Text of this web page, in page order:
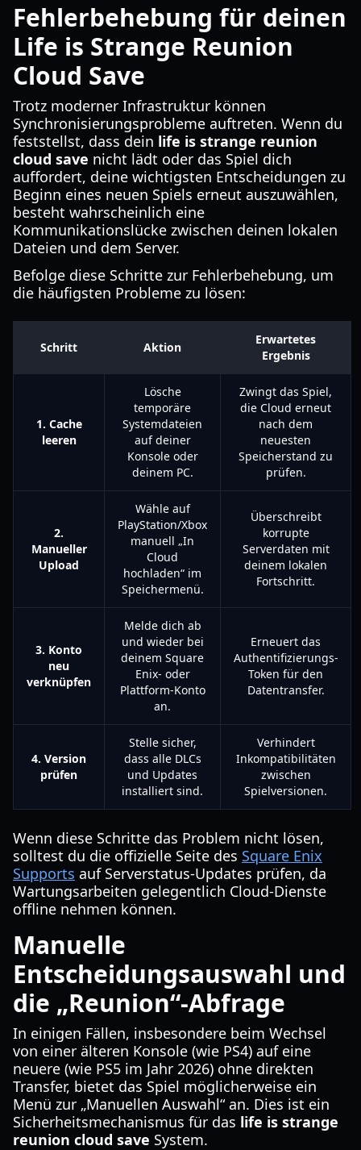
Fehlerbehebung für deinen
Life is Strange Reunion
Cloud Save
Trotz moderner Infrastruktur können
Synchronisierungsprobleme auftreten. Wenn du
feststellst, dass dein life is strange reunion
cloud save nicht lädt oder das Spiel dich
auffordert, deine wichtigsten Entscheidungen zu
Beginn eines neuen Spiels erneut auszuwählen,
besteht wahrscheinlich eine
Kommunikationslücke zwischen deinen lokalen
Dateien und dem Server.
Befolge diese Schritte zur Fehlerbehebung, um
die häufigsten Probleme zu lösen:
Schritt Aktion
Erwartetes
Ergebnis
1. Cache
leeren
Lösche
temporäre
Systemdateien
auf deiner
Konsole oder
deinem PC.
Zwingt das Spiel,
die Cloud erneut
nach dem
neuesten
Speicherstand zu
prüfen.
2.
Manueller
Upload
Wähle auf
PlayStation/Xbox
manuell „In
Cloud
hochladen“ im
Speichermenü.
Überschreibt
korrupte
Serverdaten mit
deinem lokalen
Fortschritt.
3. Konto
neu
verknüpfen
Melde dich ab
und wieder bei
deinem Square
Enix- oder
Plattform-Konto
an.
Erneuert das
Authentifizierungs-
Token für den
Datentransfer.
4. Version
prüfen
Stelle sicher,
dass alle DLCs
und Updates
installiert sind.
Verhindert
Inkompatibilitäten
zwischen
Spielversionen.
Wenn diese Schritte das Problem nicht lösen,
solltest du die offizielle Seite des Square Enix
Supports auf Serverstatus-Updates prüfen, da
Wartungsarbeiten gelegentlich Cloud-Dienste
offline nehmen können.
Manuelle
Entscheidungsauswahl und
die „Reunion“-Abfrage
In einigen Fällen, insbesondere beim Wechsel
von einer älteren Konsole (wie PS4) auf eine
neuere (wie PS5 im Jahr 2026) ohne direkten
Transfer, bietet das Spiel möglicherweise ein
Menü zur „Manuellen Auswahl“ an. Dies ist ein
Sicherheitsmechanismus für das life is strange
reunion cloud save System.